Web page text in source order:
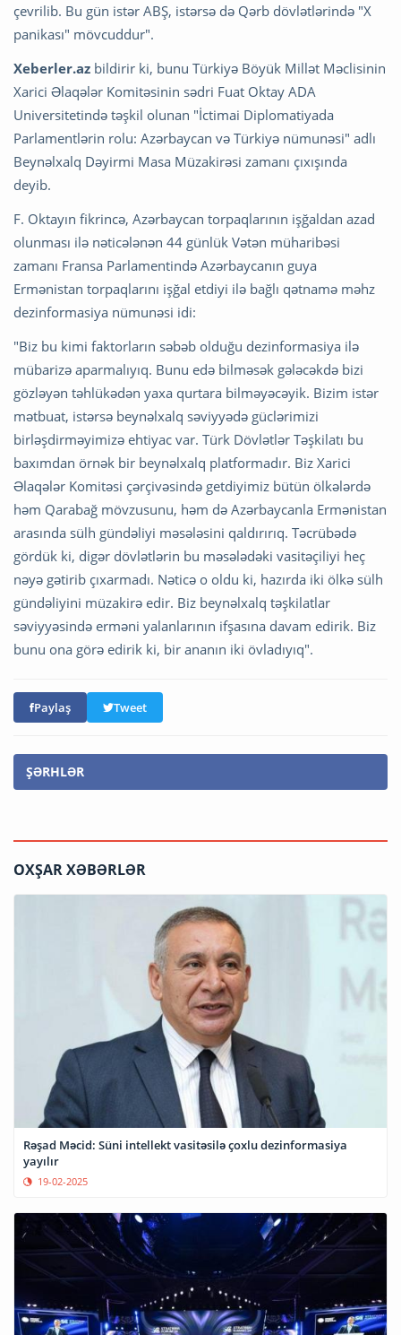
çevrilib. Bu gün istər ABŞ, istərsə də Qərb dövlətlərində "X
panikası" mövcuddur".
Xeberler.az bildirir ki, bunu Türkiyə Böyük Millət Məclisinin
Xarici Əlaqələr Komitəsinin sədri Fuat Oktay ADA
Universitetində təşkil olunan "İctimai Diplomatiyada
Parlamentlərin rolu: Azərbaycan və Türkiyə nümunəsi" adlı
Beynəlxalq Dəyirmi Masa Müzakirəsi zamanı çıxışında
deyib.
F. Oktayın fikrincə, Azərbaycan torpaqlarının işğaldan azad
olunması ilə nəticələnən 44 günlük Vətən müharibəsi
zamanı Fransa Parlamentində Azərbaycanın guya
Ermənistan torpaqlarını işğal etdiyi ilə bağlı qətnamə məhz
dezinformasiya nümunəsi idi:
"Biz bu kimi faktorların səbəb olduğu dezinformasiya ilə
mübarizə aparmalıyıq. Bunu edə bilməsək gələcəkdə bizi
gözləyən təhlükədən yaxa qurtara bilməyəcəyik. Bizim istər
mətbuat, istərsə beynəlxalq səviyyədə güclərimizi
birləşdirməyimizə ehtiyac var. Türk Dövlətlər Təşkilatı bu
baxımdan örnək bir beynəlxalq platformadır. Biz Xarici
Əlaqələr Komitəsi çərçivəsində getdiyimiz bütün ölkələrdə
həm Qarabağ mövzusunu, həm də Azərbaycanla Ermənistan
arasında sülh gündəliyi məsələsini qaldırırıq. Təcrübədə
gördük ki, digər dövlətlərin bu məsələdəki vasitəçiliyi heç
nəyə gətirib çıxarmadı. Nəticə o oldu ki, hazırda iki ölkə sülh
gündəliyini müzakirə edir. Biz beynəlxalq təşkilatlar
səviyyəsində erməni yalanlarının ifşasına davam edirik. Biz
bunu ona görə edirik ki, bir ananın iki övladıyıq".
Paylaş Tweet
ŞƏRHLƏR
OXŞAR XƏBƏRLƏR
Rəşad Məcid: Süni intellekt vasitəsilə çoxlu dezinformasiya
yayılır
19-02-2025